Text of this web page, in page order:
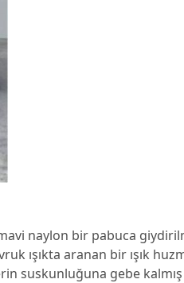
naylon bir pabuca
ışıkta aranan bir ışık
suskunluğuna gebe kalmış